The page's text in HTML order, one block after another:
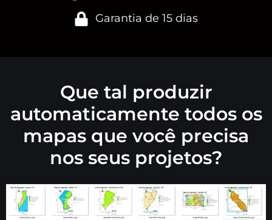
Garantia de 15 dias
Que tal produzir
automaticamente todos os
mapas que você precisa
nos seus projetos?